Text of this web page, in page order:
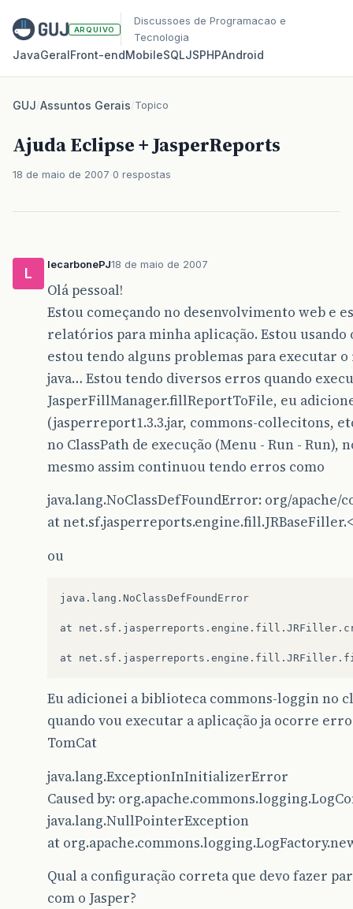
ARQUIVO
Discussoes de Programacao e
Tecnologia
JavaGeralFront‑endMobileSQLJSPHPAndroid
GUJ/Assuntos Gerais/Topico
Ajuda Eclipse + JasperReports
18 de maio de 2007 0 respostas
L
lecarbonePJ18 de maio de 2007
Olá pessoal!
Estou começando no desenvolvimento web e
relatórios para minha aplicação. Estou usando
estou tendo alguns problemas para executar
java… Estou tendo diversos erros quando
JasperFillManager.fillReportToFile, eu
(jasperreport1.3.3.jar, commons-collecitons,
no ClassPath de execução (Menu - Run - Run),
mesmo assim continuou tendo erros como
java.lang.NoClassDefFoundError: org/apache/
at
ou
java.lang.NoClassDefFoundError
at
Eu adicionei a biblioteca commons-loggin no
quando vou executar a aplicação ja ocorre
TomCat
java.lang.ExceptionInInitializerError
Caused by:
java.lang.NullPointerException
at
Qual a configuração correta que devo fazer
com o Jasper?